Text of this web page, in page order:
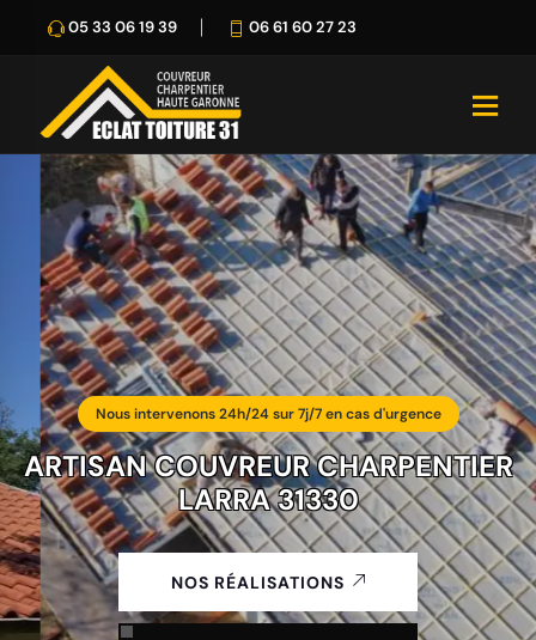
05 33 06 19 39 06 61 60 27 23
Nous intervenons 24h/24 sur 7j/7 en cas d'urgence
ARTISAN COUVREUR CHARPENTIER
LARRA 31330
NOS RÉALISATIONS